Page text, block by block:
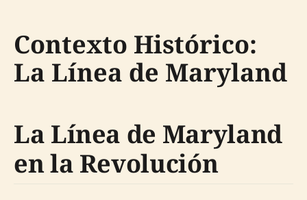
Contexto Histórico:
La Línea de Maryland
La Línea de Maryland
en la Revolución